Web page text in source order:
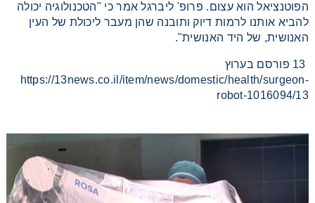
הפוטנציאל הוא עצום. פרופ' ליברגל אמר כי "הטכנולוגיה יכולה
להביא אותנו לרמות דיוק ותובנה שהן מעבר ליכולת של העין
האנושית, של היד האנושית".
https://13news.co.il/item/news/domestic/health/surgeon-
robot-1016094/13
Chromatography
Lab Essentials
Filtration
Glassware
Liquid Handling